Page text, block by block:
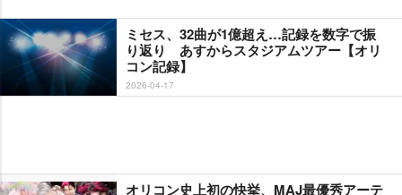
ミセス、32曲が1億超え…記録を数字で振
り返り あすからスタジアムツアー【オリ
コン記録】
2026-04-17
オリコン史上初の快挙、MAJ最優秀アーテ